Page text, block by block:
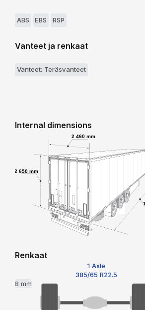
ABS EBS RSP
Vanteet ja renkaat
Vanteet: Teräsvanteet
Internal dimensions
2 460 mm
2 650 mm
Renkaat
1 Axle
385/65 R22.5
8 mm